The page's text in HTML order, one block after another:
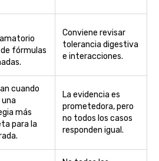
fórmulas
Conviene revisar
tolerancia digestiva
e interacciones.
cuando
una
más
para la
La evidencia es
prometedora, pero
no todos los casos
responden igual.